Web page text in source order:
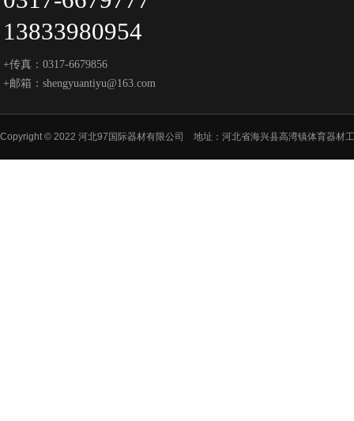
13833980954
+传真：0317-6679856
+邮箱：shengyuantiyu@163.com
Copyright © 2022 河北97国际器材有限公司 地址：河北省海兴县高湾镇体育器